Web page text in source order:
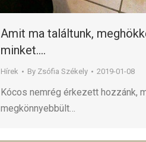
Amit ma találtunk,
minket….
Hírek By Zsófia Székely 2019-01-08
Kócos nemrég érkezett hozzánk,
megkönnyebbült…